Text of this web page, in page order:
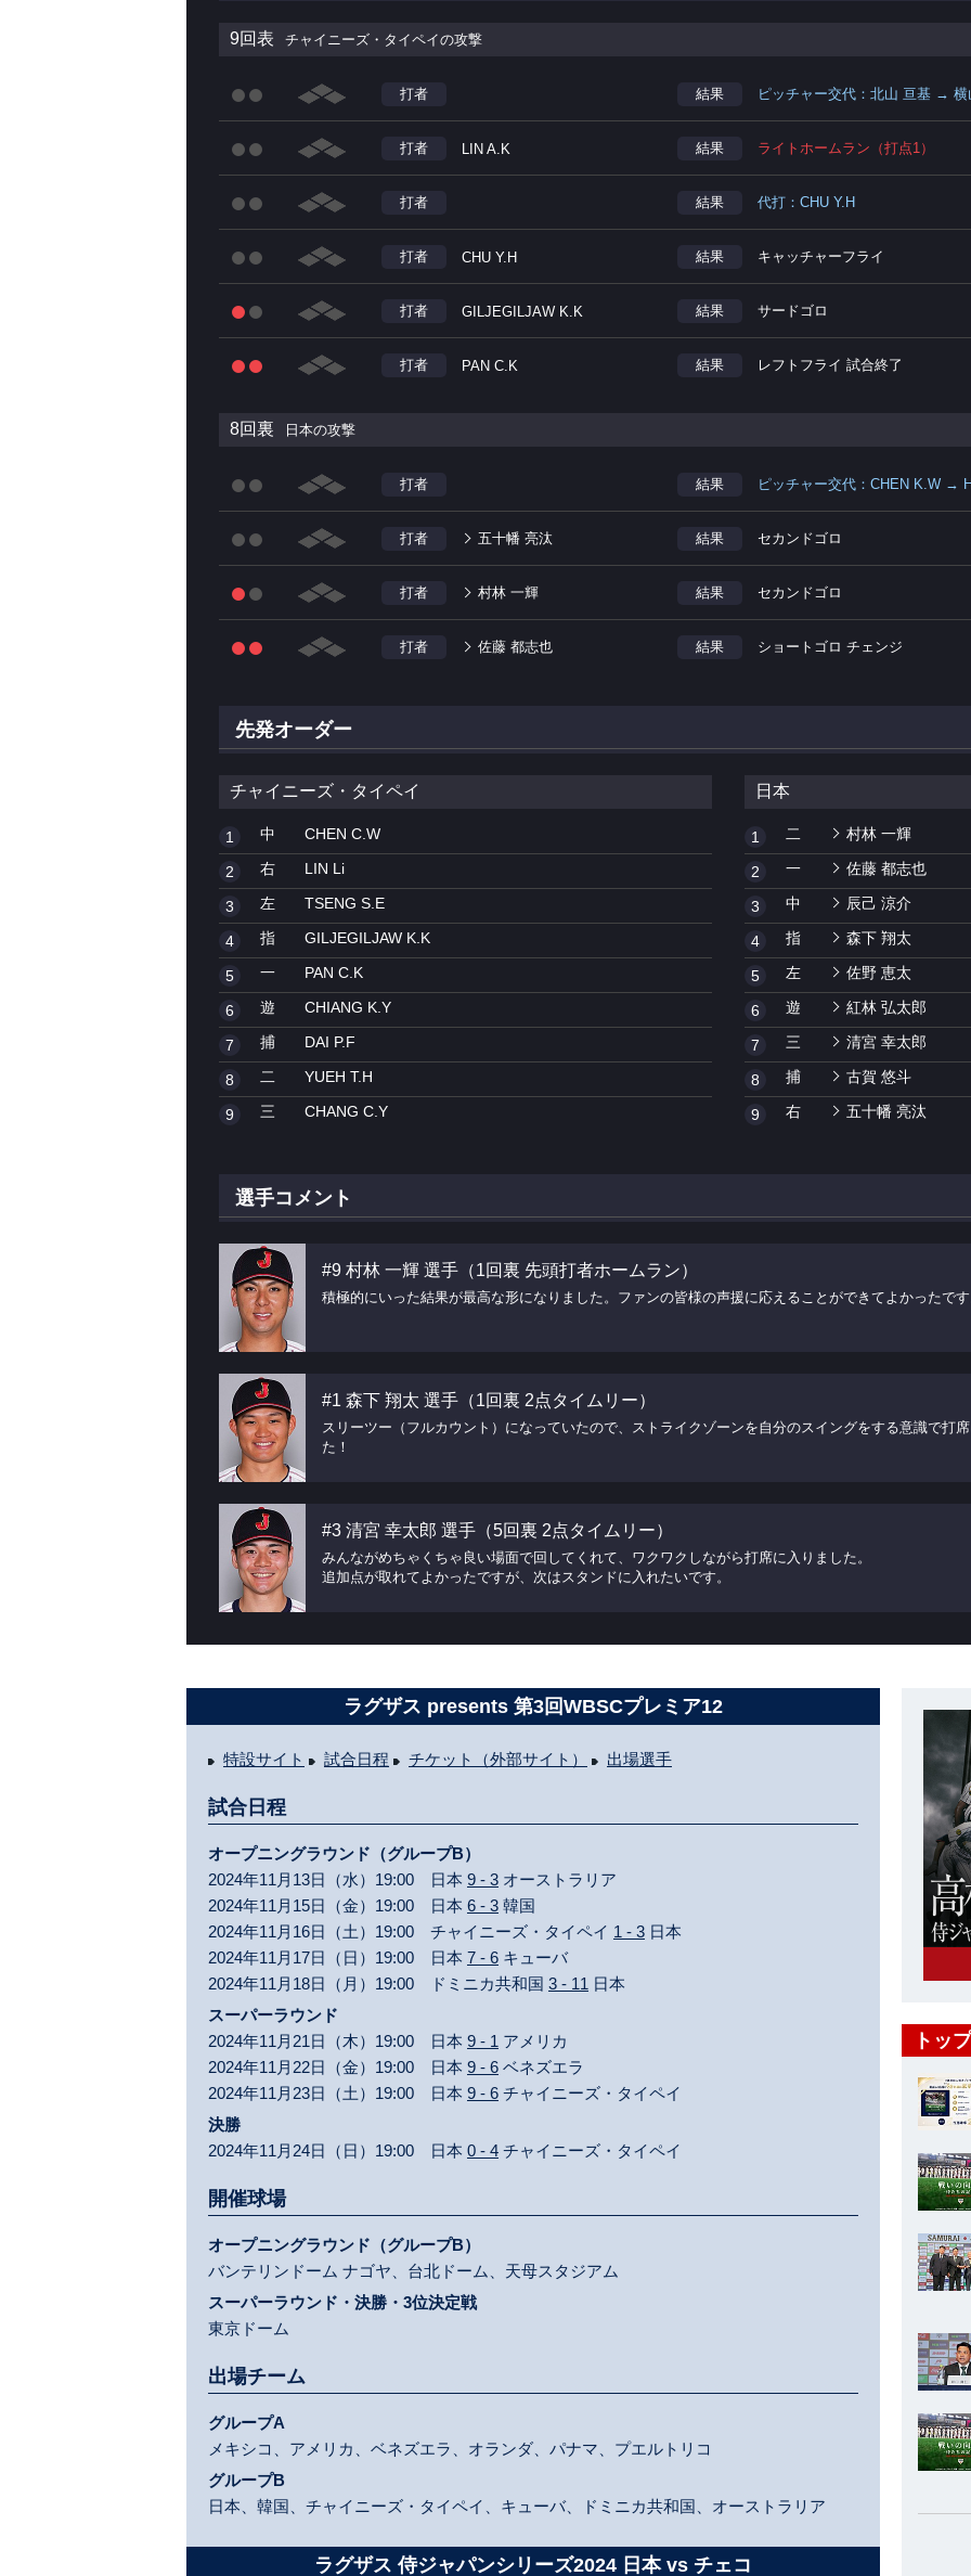
9回表 チャイニーズ・タイペイの攻撃
打者 結果 ピッチャー交代：北山 亘基 → 横
打者 LIN A.K 結果 ライトホームラン（打点1）
打者 結果 代打：CHU Y.H
打者 CHU Y.H 結果 キャッチャーフライ
打者 GILJEGILJAW K.K 結果 サードゴロ
打者 PAN C.K 結果 レフトフライ 試合終了
8回裏 日本の攻撃
打者 結果 ピッチャー交代：CHEN K.W →
打者 五十幡 亮汰 結果 セカンドゴロ
打者 村林 一輝 結果 セカンドゴロ
打者 佐藤 都志也 結果 ショートゴロ チェンジ
先発オーダー
チャイニーズ・タイペイ
1 中 CHEN C.W
2 右 LIN Li
3 左 TSENG S.E
4 指 GILJEGILJAW K.K
5 一 PAN C.K
6 遊 CHIANG K.Y
7 捕 DAI P.F
8 二 YUEH T.H
9 三 CHANG C.Y
日本
1 二 村林 一輝
2 一 佐藤 都志也
3 中 辰己 涼介
4 指 森下 翔太
5 左 佐野 恵太
6 遊 紅林 弘太郎
7 三 清宮 幸太郎
8 捕 古賀 悠斗
9 右 五十幡 亮汰
選手コメント
#9 村林 一輝 選手（1回裏 先頭打者ホームラン）
積極的にいった結果が最高な形になりました。ファンの皆様の声援に応えることができてよかったで
#1 森下 翔太 選手（1回裏 2点タイムリー）
スリーツー（フルカウント）になっていたので、ストライクゾーンを自分のスイングをする意識で打
た！
#3 清宮 幸太郎 選手（5回裏 2点タイムリー）
みんながめちゃくちゃ良い場面で回してくれて、ワクワクしながら打席に入りました。
追加点が取れてよかったですが、次はスタンドに入れたいです。
ラグザス presents 第3回WBSCプレミア12
特設サイト 試合日程 チケット（外部サイト） 出場選手
試合日程
オープニングラウンド（グループB）
2024年11月13日（水）19:00 日本 9 - 3 オーストラリア
2024年11月15日（金）19:00 日本 6 - 3 韓国
2024年11月16日（土）19:00 チャイニーズ・タイペイ 1 - 3 日本
2024年11月17日（日）19:00 日本 7 - 6 キューバ
2024年11月18日（月）19:00 ドミニカ共和国 3 - 11 日本
スーパーラウンド
2024年11月21日（木）19:00 日本 9 - 1 アメリカ
2024年11月22日（金）19:00 日本 9 - 6 ベネズエラ
2024年11月23日（土）19:00 日本 9 - 6 チャイニーズ・タイペイ
決勝
2024年11月24日（日）19:00 日本 0 - 4 チャイニーズ・タイペイ
開催球場
オープニングラウンド（グループB）
バンテリンドーム ナゴヤ、台北ドーム、天母スタジアム
スーパーラウンド・決勝・3位決定戦
東京ドーム
出場チーム
グループA
メキシコ、アメリカ、ベネズエラ、オランダ、パナマ、プエルトリコ
グループB
日本、韓国、チャイニーズ・タイペイ、キューバ、ドミニカ共和国、オーストラリア
ラグザス 侍ジャパンシリーズ2024 日本 vs チェコ
トッ